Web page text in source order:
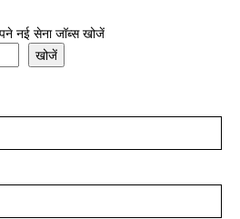
नई सेना जॉब्स खोजें
खोजें